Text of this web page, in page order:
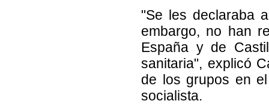
"Se les declaraba
embargo, no han
España y de
sanitaria", explicó
de los grupos en
socialista.